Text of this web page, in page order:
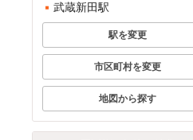
武蔵新田駅
駅を変更
市区町村を変更
地図から探す